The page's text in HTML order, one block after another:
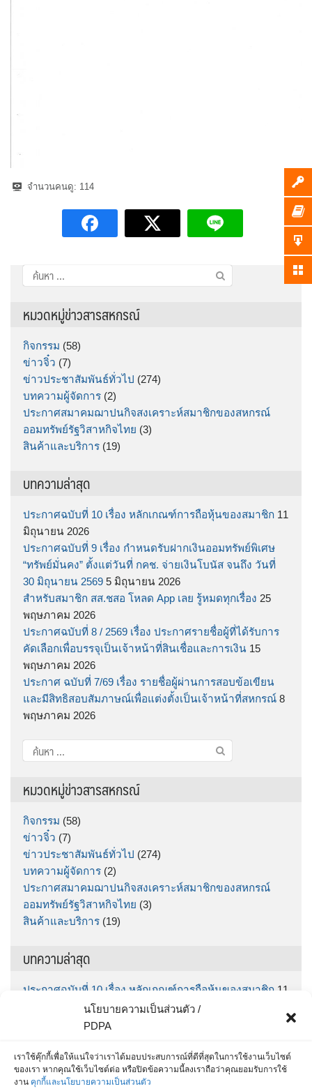
นโยบายความเป็นส่วนตัว /
PDPA
เราใช้คุ๊กกี้เพื่อให้แน่ใจว่าเราได้มอบประสบการณ์ที่ดีที่สุดในการใช้งานเว็บไซต์
ของเรา หากคุณใช้เว็บไซต์ต่อ หรือปิดข้อความนี้ลงเราถือว่าคุณยอมรับการใช้
งาน คุกกี้และนโยบายความเป็นส่วนตัว
จำนวนคนดู: 114
ค้นหา
สำหรับ:
หมวดหมู่ข่าวสารสหกรณ์
กิจกรรม (58)
ข่าวจิ๋ว (7)
ข่าวประชาสัมพันธ์ทั่วไป (274)
บทความผู้จัดการ (2)
ประกาศสมาคมฌาปนกิจสงเคราะห์สมาชิกของสหกรณ์
ออมทรัพย์รัฐวิสาหกิจไทย (3)
สินค้าและบริการ (19)
บทความล่าสุด
ประกาศฉบับที่ 10 เรื่อง หลักเกณฑ์การถือหุ้นของสมาชิก 11
มิถุนายน 2026
ประกาศฉบับที่ 9 เรื่อง กำหนดรับฝากเงินออมทรัพย์พิเศษ
“ทรัพย์มั่นคง” ตั้งแต่วันที่ กคช. จ่ายเงินโบนัส จนถึง วันที่
30 มิถุนายน 2569 5 มิถุนายน 2026
สำหรับสมาชิก สส.ชสอ โหลด App เลย รู้หมดทุกเรื่อง 25
พฤษภาคม 2026
ประกาศฉบับที่ 8 / 2569 เรื่อง ประกาศรายชื่อผู้ที่ได้รับการ
คัดเลือกเพื่อบรรจุเป็นเจ้าหน้าที่สินเชื่อและการเงิน 15
พฤษภาคม 2026
ประกาศ ฉบับที่ 7/69 เรื่อง รายชื่อผู้ผ่านการสอบข้อเขียน
และมีสิทธิสอบสัมภาษณ์เพื่อแต่งตั้งเป็นเจ้าหน้าที่สหกรณ์ 8
พฤษภาคม 2026
ค้นหา
สำหรับ:
หมวดหมู่ข่าวสารสหกรณ์
กิจกรรม (58)
ข่าวจิ๋ว (7)
ข่าวประชาสัมพันธ์ทั่วไป (274)
บทความผู้จัดการ (2)
ประกาศสมาคมฌาปนกิจสงเคราะห์สมาชิกของสหกรณ์
ออมทรัพย์รัฐวิสาหกิจไทย (3)
สินค้าและบริการ (19)
บทความล่าสุด
ประกาศฉบับที่ 10 เรื่อง หลักเกณฑ์การถือหุ้นของสมาชิก 11
มิถุนายน 2026
ประกาศฉบับที่ 9 เรื่อง กำหนดรับฝากเงินออมทรัพย์พิเศษ
30 มิถุนายน 2569 5 มิถุนายน 2026
สำหรับสมาชิก สส.ชสอ โหลด App เลย รู้หมดทุกเรื่อง 25